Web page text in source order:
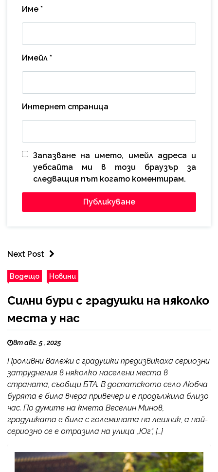
Име *
Имейл *
Интернет страница
Запазване на името, имейл адреса и
уебсайта ми в този браузър за
следващия път когато коментирам.
Next Post
Водещо Новини
Силни бури с градушки на няколко
места у нас
вт авг. 5 , 2025
Проливни валежи с градушки предизвикаха сериозни
затруднения в няколко населени места в
страната, съобщи БТА. В доспатското село Любча
бурята е била вчера привечер и е продължила близо
час. По думите на кмета Веселин Минов,
градушката е била с големината на лешник, а най-
сериозно се е отразила на улица „Юг“, […]